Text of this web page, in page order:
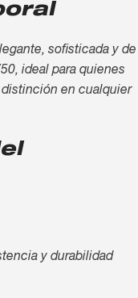
sofisticada y de
ideal para quienes
en cualquier
y durabilidad